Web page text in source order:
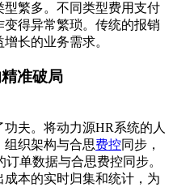
型繁多。不同类型费用支付
得异常繁琐。传统的报销
长的业务需求。
准破局
夫。将动力源HR系统的人
组织架构与合思费控同步，
单数据与合思费控同步。
本的实时归集和统计，为